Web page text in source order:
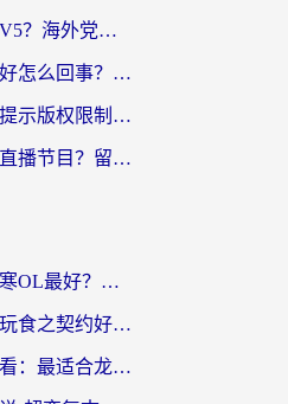
在韩国怎么看CCTV5？海外党体育赛事+中文解说观看终极指南
咪咕音乐国外听不好怎么回事？海外党听歌自由的终极解决方案来了
海外听喜马拉雅总提示版权限制？3步解决+2个音乐平台问题全攻略
在国外如何看国内直播节目？留学生亲测有效的追剧加速指南
哪款加速器玩逆水寒OL最好？海外党实测后的终极选择指南
在国外什么加速器玩食之契约好用？海外党亲测有效的国服游戏加速指南
海外龙之谷玩家必看：最适合龙之谷的加速器，解决延迟卡顿还能畅玩幻书启示录和梦幻西游？